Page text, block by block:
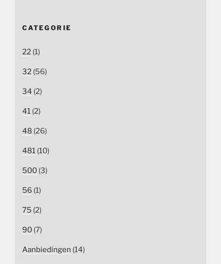
CATEGORIE
22 (1)
32 (56)
34 (2)
41 (2)
48 (26)
481 (10)
500 (3)
56 (1)
75 (2)
90 (7)
Aanbiedingen (14)